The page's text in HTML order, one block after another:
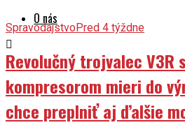
O nás
SpravodajstvoPred 4 týždne
Revolučný trojvalec V3R
kompresorom mieri do
chce preplniť aj ďalšie